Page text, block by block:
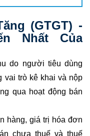
(GTGT) -
Nhất Của
do người tiêu dùng
vai trò kê khai và nộp
qua hoạt động bán
hàng, giá trị hóa đơn
chưa thuế và thuế